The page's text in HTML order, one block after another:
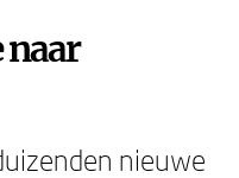
naar
nieuwe